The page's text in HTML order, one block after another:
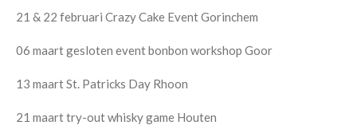
21 & 22 februari Crazy Cake Event Gorinchem
06 maart gesloten event bonbon workshop Goor
13 maart St. Patricks Day Rhoon
21 maart try-out whisky game Houten